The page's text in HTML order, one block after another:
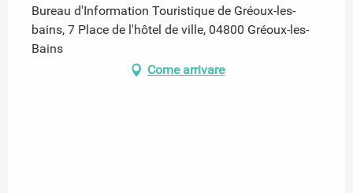
Bureau d'Information Touristique de Gréoux-les-
bains, 7 Place de l'hôtel de ville, 04800 Gréoux-les-
Bains
Come arrivare